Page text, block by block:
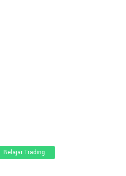
Belajar Trading